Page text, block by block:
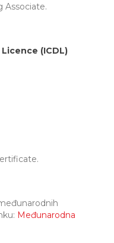
Associate.
(ICDL)
Međunarodna